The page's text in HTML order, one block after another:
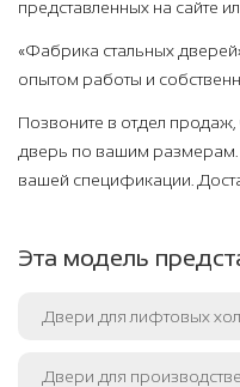
представленных на сайте
«Фабрика стальных
опытом работы и
Позвоните в отдел
дверь по вашим размерам.
вашей спецификации.
Эта модель
Двери для лифтовых
Двери для